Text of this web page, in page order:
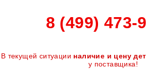
8 (499) 473-
В текущей ситуации наличие и цену
у поставщика!